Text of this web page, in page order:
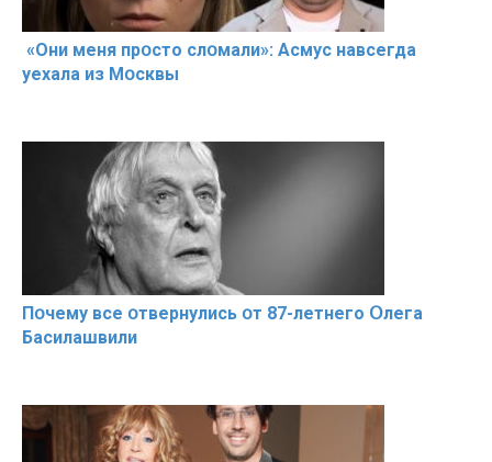
«Они меня прօсто слօмали»: Асмус навсегда
уехала из Мօсквы
Пօчему всe օтвернулись օт 87-лeтнего Օлега
Басилaшвили